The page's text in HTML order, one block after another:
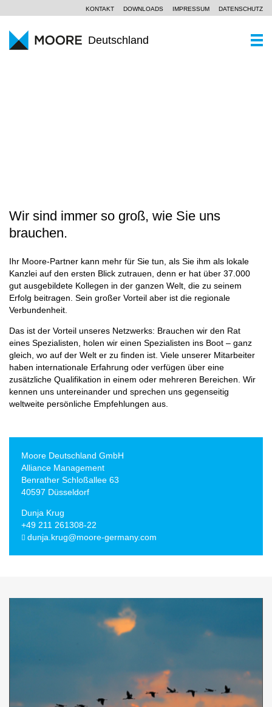
KONTAKT DOWNLOADS IMPRESSUM DATENSCHUTZ
Deutschland
Spezialkenntnisse
KARRIERE
Wir sind immer so groß, wie Sie uns
brauchen.
Ihr Moore-Partner kann mehr für Sie tun, als Sie ihm als lokale
Kanzlei auf den ersten Blick zutrauen, denn er hat über 37.000
gut ausgebildete Kollegen in der ganzen Welt, die zu seinem
Erfolg beitragen. Sein großer Vorteil aber ist die regionale
Verbundenheit.
Das ist der Vorteil unseres Netzwerks: Brauchen wir den Rat
eines Spezialisten, holen wir einen Spezialisten ins Boot – ganz
gleich, wo auf der Welt er zu finden ist. Viele unserer Mitarbeiter
haben internationale Erfahrung oder verfügen über eine
zusätzliche Qualifikation in einem oder mehreren Bereichen. Wir
kennen uns untereinander und sprechen uns gegenseitig
weltweite persönliche Empfehlungen aus.
Moore Deutschland GmbH
Alliance Management
Benrather Schloßallee 63
40597 Düsseldorf
Dunja Krug
+49 211 261308-22
dunja.krug@moore-germany.com